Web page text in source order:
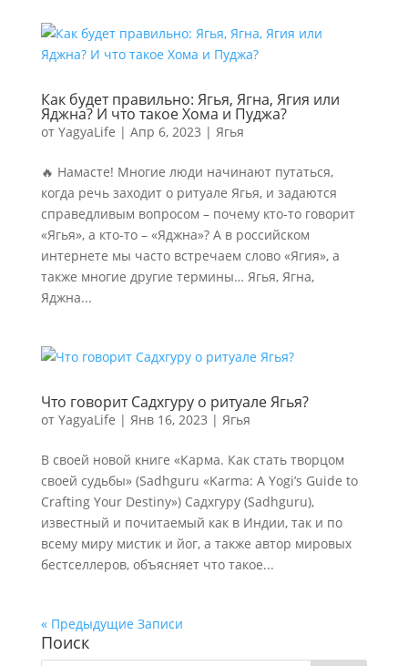
Как будет правильно: Ягья, Ягна, Ягия или
Яджна? И что такое Хома и Пуджа?
от YagyaLife | Апр 6, 2023 | Ягья
🔥 Намасте! Многие люди начинают путаться,
когда речь заходит о ритуале Ягья, и задаются
справедливым вопросом – почему кто-то говорит
«Ягья», а кто-то – «Яджна»? А в российском
интернете мы часто встречаем слово «Ягия», а
также многие другие термины… Ягья, Ягна,
Яджна...
Что говорит Садхгуру о ритуале Ягья?
от YagyaLife | Янв 16, 2023 | Ягья
В своей новой книге «Карма. Как стать творцом
своей судьбы» (Sadhguru «Karma: A Yogi’s Guide to
Crafting Your Destiny») Садхгуру (Sadhguru),
известный и почитаемый как в Индии, так и по
всему миру мистик и йог, а также автор мировых
бестселлеров, объясняет что такое...
« Предыдущие Записи
Поиск